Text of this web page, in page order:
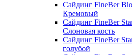
Сайдинг FineBer
Кремовый
Сайдинг FineBer
Слоновая кость
Сайдинг FineBer
голубой